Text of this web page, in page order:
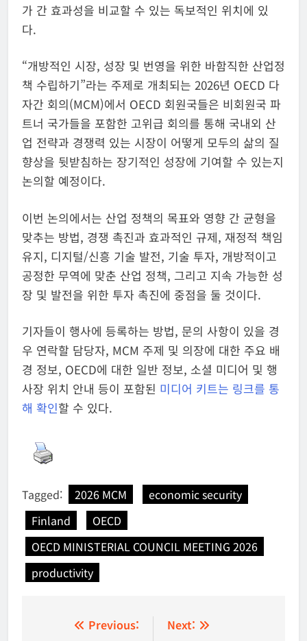
가 간 효과성을 비교할 수 있는 독보적인 위치에 있
다.
“개방적인 시장, 성장 및 번영을 위한 바함직한 산업정
책 수립하기”라는 주제로 개최되는 2026년 OECD 다
자간 회의(MCM)에서 OECD 회원국들은 비회원국 파
트너 국가들을 포함한 고위급 회의를 통해 국내외 산
업 전략과 경쟁력 있는 시장이 어떻게 모두의 삶의 질
향상을 뒷받침하는 장기적인 성장에 기여할 수 있는지
논의할 예정이다.
이번 논의에서는 산업 정책의 목표와 영향 간 균형을
맞추는 방법, 경쟁 촉진과 효과적인 규제, 재정적 책임
유지, 디지털/신흥 기술 발전, 기술 투자, 개방적이고
공정한 무역에 맞춘 산업 정책, 그리고 지속 가능한 성
장 및 발전을 위한 투자 촉진에 중점을 둘 것이다.
기자들이 행사에 등록하는 방법, 문의 사항이 있을 경
우 연락할 담당자, MCM 주제 및 의장에 대한 주요 배
경 정보, OECD에 대한 일반 정보, 소셜 미디어 및 행
사장 위치 안내 등이 포함된 미디어 키트는 링크를 통
해 확인할 수 있다.
Tagged: 2026 MCM
economic security
Finland
OECD
OECD MINISTERIAL COUNCIL MEETING 2026
productivity
Previous: Next: